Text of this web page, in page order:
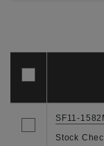
SF11-
Stock